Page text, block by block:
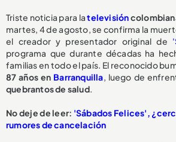
Triste noticia para latelevisión
martes, 4 de agosto, se confirma la
el creador y presentador original de
programa que durante décadas ha
familias en todo el país. El reconocido
87 años en Barranquilla, luego de
quebrantos de salud.
No deje de leer: 'Sábados Felices',
rumores de cancelación